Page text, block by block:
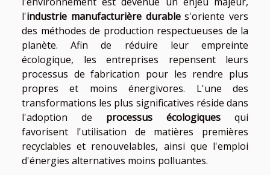
l'industrie manufacturière durables'oriente vers
des méthodes de production respectueuses de la
planète. Afin de réduire leur empreinte
écologique, les entreprises repensent leurs
processus de fabrication pour les rendre plus
propres et moins énergivores. L'une des
transformations les plus significatives réside dans
l'adoption de processus écologiques qui
favorisent l'utilisation de matières premières
recyclables et renouvelables, ainsi que l'emploi
d'énergies alternatives moins polluantes.